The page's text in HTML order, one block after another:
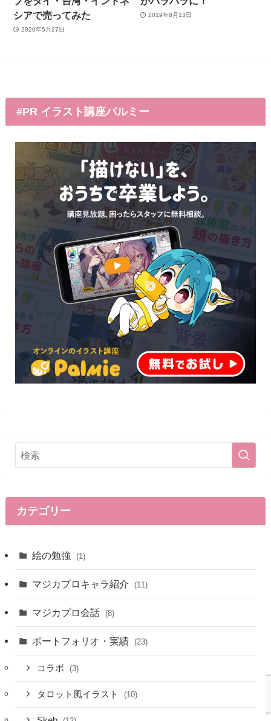
シアで売ってみた
2020年5月27日
2019年8月13日
#PR イラスト講座パルミー
カテゴリー
絵の勉強 (1)
マジカプロキャラ紹介 (11)
マジカプロ会話 (8)
ポートフォリオ・実績 (23)
コラボ (3)
タロット風イラスト (10)